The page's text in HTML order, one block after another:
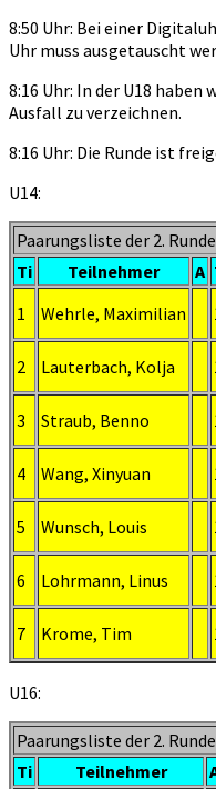
8:50 Uhr: Bei einer
Uhr muss ausgetauscht
8:16 Uhr: In der U18
Ausfall zu verzeichnen.
8:16 Uhr: Die Runde ist
U14:
Paarungsliste der 2. Runde
Ti
Teilnehmer A
1
Wehrle, Maximilian
2 Lauterbach, Kolja
3 Straub, Benno
4 Wang, Xinyuan
5 Wunsch, Louis
6 Lohrmann, Linus
7 Krome, Tim
U16:
Paarungsliste der 2. Runde
Ti
Teilnehmer